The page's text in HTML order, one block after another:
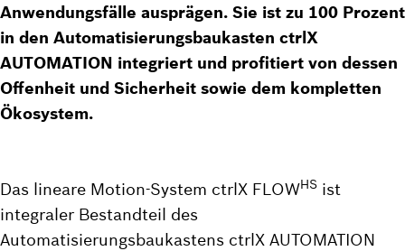
Anwendungsfälle ausprägen. Sie ist zu 100 Prozent
in den Automatisierungsbaukasten ctrlX
AUTOMATION integriert und profitiert von dessen
Offenheit und Sicherheit sowie dem kompletten
Ökosystem.
Das lineare Motion-System ctrlX FLOWHS ist
integraler Bestandteil des
Automatisierungsbaukastens ctrlX AUTOMATION